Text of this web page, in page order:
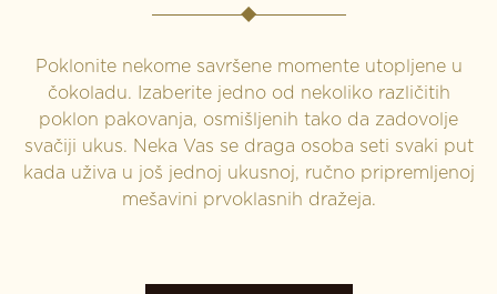
Poklonite nekome savršene momente utopljene u
čokoladu. Izaberite jedno od nekoliko različitih
poklon pakovanja, osmišljenih tako da zadovolje
svačiji ukus. Neka Vas se draga osoba seti svaki put
kada uživa u još jednoj ukusnoj, ručno pripremljenoj
mešavini prvoklasnih dražeja.